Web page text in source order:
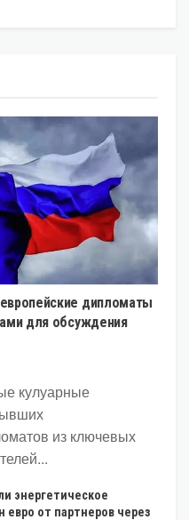
дипломаты
для обсуждения
кулуарные
из ключевых
энергетическое
евро от партнеров через